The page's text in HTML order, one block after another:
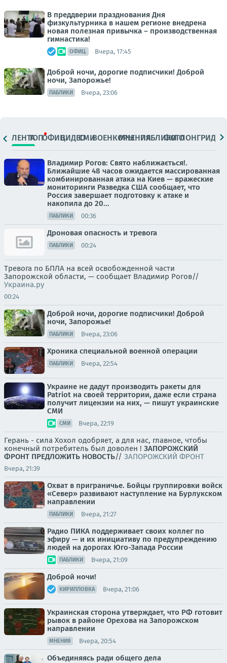
В преддверии празднования Дня
физкультурника в нашем регионе внедрена
новая полезная привычка – производственная
гимнастика!
ОФИЦ. Вчера, 17:45
Доброй ночи, дорогие подписчики! Доброй
ночи, Запорожье!
ПАБЛИКИ Вчера, 23:06
ЛЕНТАТОПОФИЦ.ВИДЕОСМИВОЕНКОРЫМНЕНИЯПАБЛИКИ
ФОТОЛОНГРИДЫ
Владимир Рогов: Свято наближається!.
Ближайшие 48 часов ожидается массированная
комбинированная атака на Киев — вражеские
мониторинги Разведка США сообщает, что
Россия завершает подготовку к атаке и
накопила до 20...
ПАБЛИКИ 00:36
Дроновая опасность и тревога
ПАБЛИКИ 00:24
Тревога по БПЛА на всей освобожденной части
Запорожской области, — сообщает Владимир Рогов//
Украина.ру
00:24
Доброй ночи, дорогие подписчики! Доброй
ночи, Запорожье!
ПАБЛИКИ Вчера, 23:06
Хроника специальной военной операции
ПАБЛИКИ Вчера, 22:54
Украине не дадут производить ракеты для
Patriot на своей территории, даже если страна
получит лицензии на них, — пишут украинские
СМИ
СМИ Вчера, 22:19
Герань - сила Хохол одобряет, а для нас, главное, чтобы
конечный потребитель был доволен ! ЗАПОРОЖСКИЙ
ФРОНТ ПРЕДЛОЖИТЬ НОВОСТЬ// ЗАПОРОЖСКИЙ ФРОНТ
Вчера, 21:39
Охват в приграничье. Бойцы группировки войск
«Север» развивают наступление на Бурлукском
направлении
ПАБЛИКИ Вчера, 21:27
Радио ПИКА поддерживает своих коллег по
эфиру — и их инициативу по предупреждению
людей на дорогах Юго-Запада России
ПАБЛИКИ Вчера, 21:09
Доброй ночи!
КИРИЛЛОВКА Вчера, 21:06
Украинская сторона утверждает, что РФ готовит
рывок в районе Орехова на Запорожском
направлении
МНЕНИЯ Вчера, 20:54
Объединяясь ради общего дела